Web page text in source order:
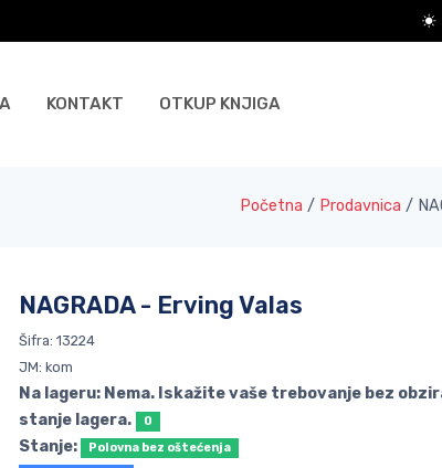
KONTAKT OTKUP KNJIGA
Početna / Prodavnica /
NAGRADA - Erving Valas
Šifra: 13224
JM: kom
Na lageru: Nema. Iskažite vaše trebovanje bez
stanje lagera.
0
Stanje:
Polovna bez oštećenja